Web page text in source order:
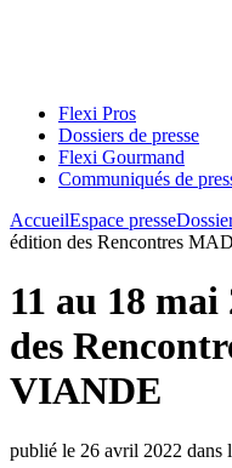
Flexi Pros
Dossiers de presse
Flexi Gourmand
Communiqués de
AccueilEspace presse
édition des Rencontres
11 au 18
des
VIANDE
publié le 26 avril 2022 dans